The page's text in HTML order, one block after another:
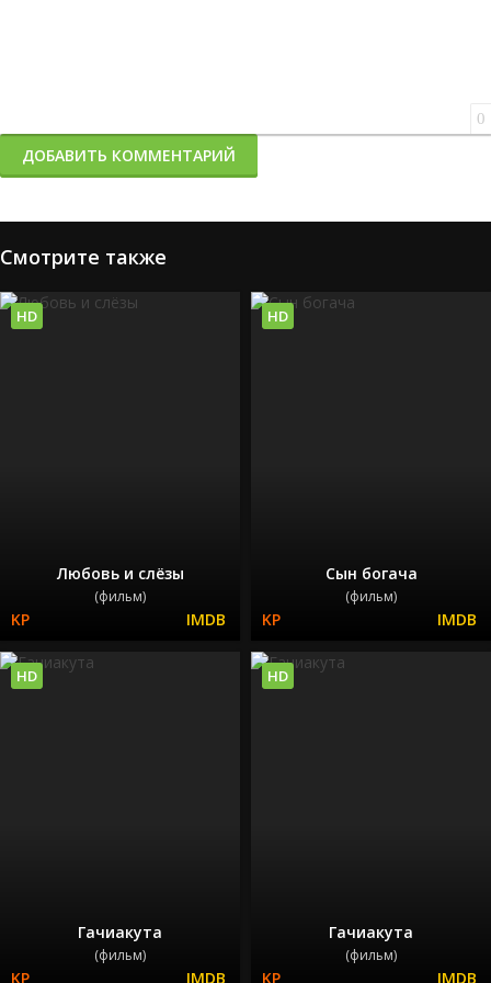
0
ДОБАВИТЬ КОММЕНТАРИЙ
Смотрите также
Любовь и слёзы
(фильм)
HD
Сын богача
(фильм)
HD
Гачиакута
(фильм)
HD
Гачиакута
(фильм)
HD